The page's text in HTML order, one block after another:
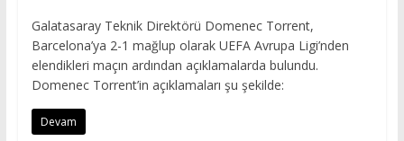
Galatasaray Teknik Direktörü Domenec Torrent,
Barcelona’ya 2-1 mağlup olarak UEFA Avrupa Ligi’nden
elendikleri maçın ardından açıklamalarda bulundu.
Domenec Torrent’in açıklamaları şu şekilde:
Devam